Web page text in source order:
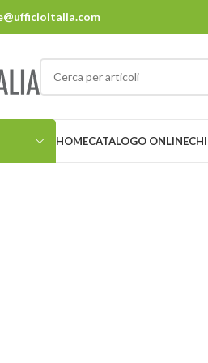
HOMECATALOGO ONLINE